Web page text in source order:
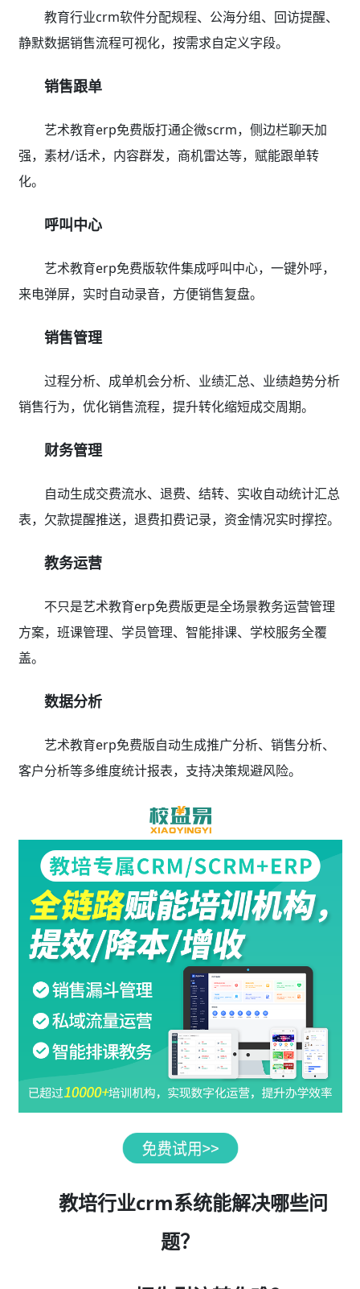
教育行业crm软件分配规程、公海分组、回访提醒、
静默数据销售流程可视化，按需求自定义字段。
销售跟单
艺术教育erp免费版打通企微scrm，侧边栏聊天加
强，素材/话术，内容群发，商机雷达等，赋能跟单转
化。
呼叫中心
艺术教育erp免费版软件集成呼叫中心，一键外呼，
来电弹屏，实时自动录音，方便销售复盘。
销售管理
过程分析、成单机会分析、业绩汇总、业绩趋势分析
销售行为，优化销售流程，提升转化缩短成交周期。
财务管理
自动生成交费流水、退费、结转、实收自动统计汇总
表，欠款提醒推送，退费扣费记录，资金情况实时撑控。
教务运营
不只是艺术教育erp免费版更是全场景教务运营管理
方案，班课管理、学员管理、智能排课、学校服务全覆
盖。
数据分析
艺术教育erp免费版自动生成推广分析、销售分析、
客户分析等多维度统计报表，支持决策规避风险。
教培行业crm系统能解决哪些问
题？